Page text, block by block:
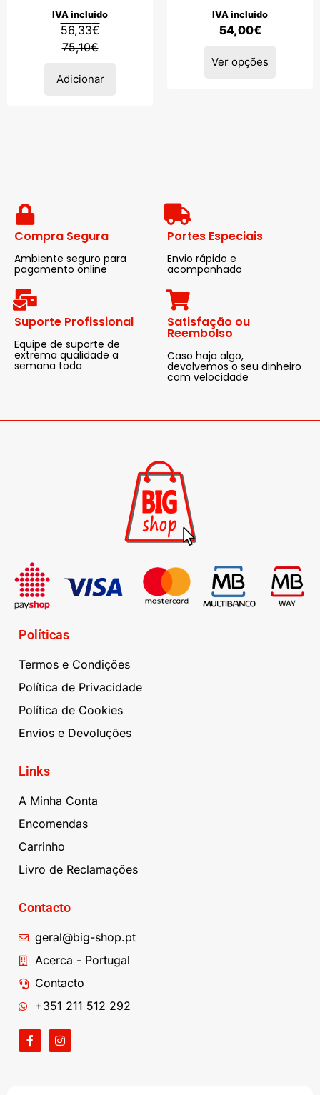
75,10€
56,33€
IVA incluido
Adicionar
54,00€
IVA incluido
Ver opções
Compra Segura
Ambiente seguro para
pagamento online
Portes Especiais
Envio rápido e
acompanhado
Suporte Profissional
Equipe de suporte de
extrema qualidade a
semana toda
Satisfação ou
Reembolso
Caso haja algo,
devolvemos o seu dinheiro
com velocidade
Políticas
Termos e Condições
Política de Privacidade
Política de Cookies
Envios e Devoluções
Links
A Minha Conta
Encomendas
Carrinho
Livro de Reclamações
Contacto
geral@big-shop.pt
Acerca - Portugal
Contacto
+351 211 512 292